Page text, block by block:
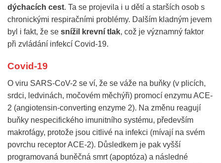
dýchacích cest. Ta se projevila i u dětí a starších osob s
chronickými respiračními problémy. Dalším kladným jevem
byl i fakt, že se snížil krevní tlak, což je významný faktor
při zvládání infekcí Covid-19.
Covid-19
O viru SARS-CoV-2 se ví, že se váže na buňky (v plicích,
srdci, ledvinách, močovém měchýři) promocí enzymu ACE-
2 (angiotensin-converting enzyme 2). Na změnu reagují
buňky nespecifického imunitního systému, především
makrofágy, protože jsou citlivé na infekci (mívají na svém
povrchu receptor ACE-2). Důsledkem je pak vyšší
programovaná buněčná smrt (apoptóza) a následné